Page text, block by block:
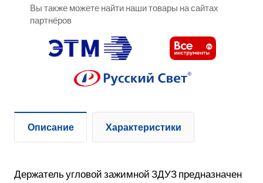
Вы также можете найти наши товары на сайтах
партнёров
Описание Характеристики
Держатель угловой зажимной ЗДУЗ предназначен